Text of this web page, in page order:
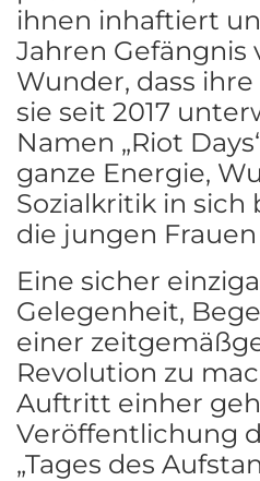
ihnen inhaftiert
Jahren Gefängnis
Wunder, dass
sie seit 2017
Namen „Riot
ganze Energie,
Sozialkritik in
die jungen
Eine sicher
Gelegenheit,
einer
Revolution zu
Auftritt einher
Veröffentlichung
„Tages des